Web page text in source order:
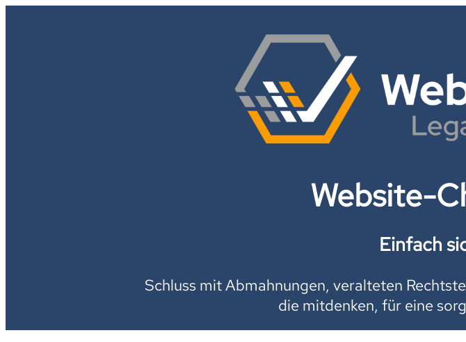
Website-
Einfach
Schluss mit Abmahnungen, veralteten
die mitdenken, für eine